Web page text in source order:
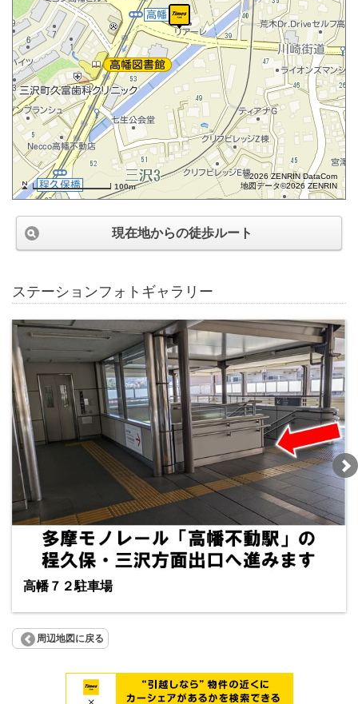
100m
©2026 ZENRIN DataCom
地図データ©2026 ZENRIN
現在地からの徒歩ルート
ステーションフォトギャラリー
高幡７２駐車場
周辺地図に戻る